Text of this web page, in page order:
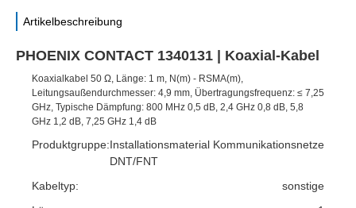
Artikelbeschreibung
PHOENIX CONTACT 1340131 | Koaxial-Kabel
Koaxialkabel 50 Ω, Länge: 1 m, N(m) - RSMA(m),
Leitungsaußendurchmesser: 4,9 mm, Übertragungsfrequenz: ≤ 7,25
GHz, Typische Dämpfung: 800 MHz 0,5 dB, 2,4 GHz 0,8 dB, 5,8
GHz 1,2 dB, 7,25 GHz 1,4 dB
Produktgruppe:Installationsmaterial Kommunikationsnetze
DNT/FNT
Kabeltyp:
sonstige